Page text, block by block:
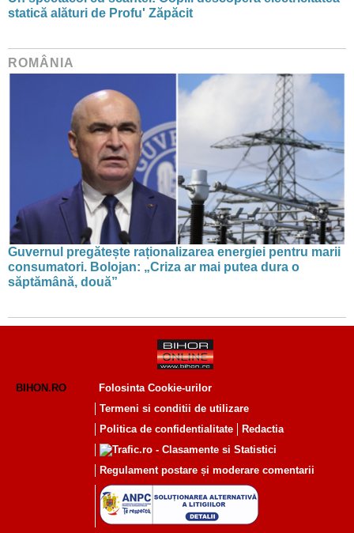
statică alături de Profu' Zăpăcit
ROMÂNIA
Guvernul pregătește raționalizarea energiei pentru marii
consumatori. Bolojan: „Criza ar mai putea dura o
săptămână, două”
BIHON.RO
Folosinta Cookie-urilor
Termeni si conditii de utilizare
Politica de confidentialitate
Redactia
Regulament postare și moderare comentarii